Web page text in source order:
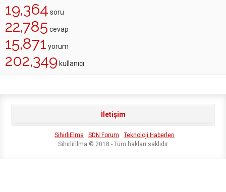
19,364 soru
22,785 cevap
15,871 yorum
202,349 kullanıcı
İletişim
SihirliElma SDN Forum
Teknoloji Haberleri
SihirliElma © 2018 - Tüm hakları saklıdır